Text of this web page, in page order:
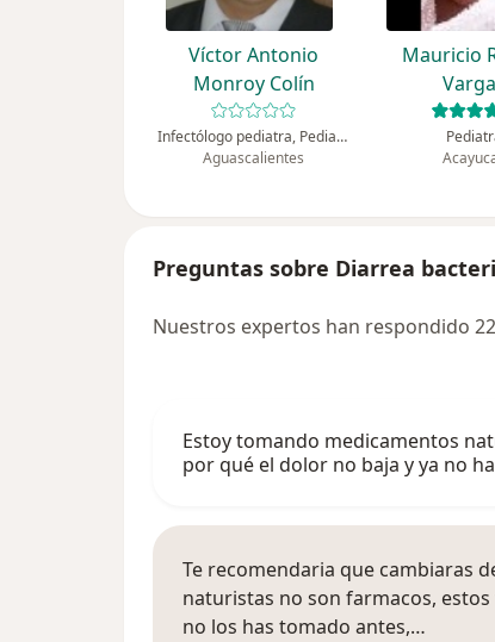
Víctor Antonio
Monroy Colín
Infectólogo pediatra, Pediatra
Aguascalientes
Mauricio
Preguntas sobre Diarrea
Nuestros expertos han respondido
Estoy tomando medicamentos
por qué el dolor no baja y ya no
Te recomendaria que cambiaras
naturistas no son farmacos,
no los has tomado antes,…